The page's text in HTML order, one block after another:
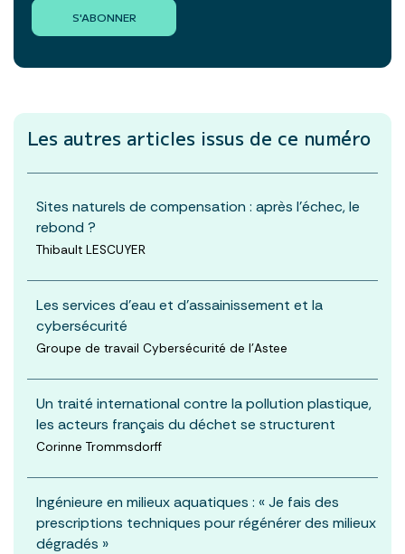
S'ABONNER
Les autres articles issus de ce numéro
Sites naturels de compensation : après l’échec, le
rebond ?
Thibault LESCUYER
Les services d’eau et d’assainissement et la
cybersécurité
Groupe de travail Cybersécurité de l’Astee
Un traité international contre la pollution plastique,
les acteurs français du déchet se structurent
Corinne Trommsdorff
Ingénieure en milieux aquatiques : « Je fais des
prescriptions techniques pour régénérer des milieux
dégradés »